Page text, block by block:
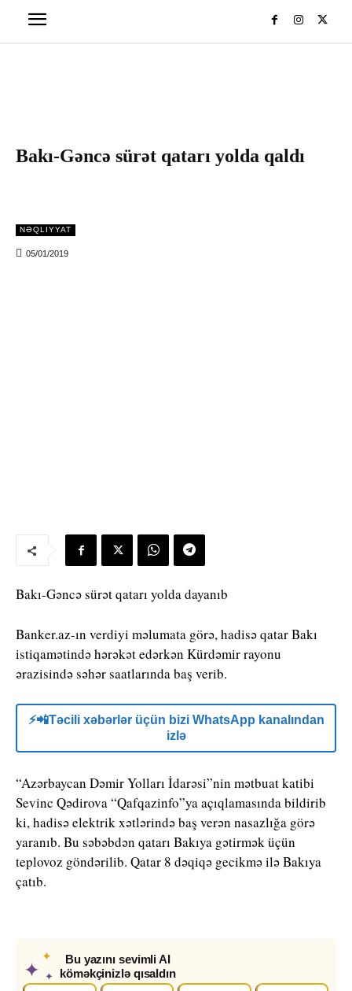
Bakı-Gəncə sürət qatarı yolda qaldı
NƏQLIYYAT
05/01/2019
Bakı-Gəncə sürət qatarı yolda dayanıb
Banker.az-ın verdiyi məlumata görə, hadisə qatar Bakı
istiqamətində hərəkət edərkən Kürdəmir rayonu
ərazisində səhər saatlarında baş verib.
⚡️📲Təcili xəbərlər üçün bizi WhatsApp kanalından
izlə
“Azərbaycan Dəmir Yolları İdarəsi”nin mətbuat katibi
Sevinc Qədirova “Qafqazinfo”ya açıqlamasında bildirib
ki, hadisə elektrik xətlərində baş verən nasazlığa görə
yaranıb. Bu səbəbdən qatarı Bakıya gətirmək üçün
teplovoz göndərilib. Qatar 8 dəqiqə gecikmə ilə Bakıya
çatıb.
✦
✦
✦
Bu yazını sevimli AI
köməkçinizlə qısaldın